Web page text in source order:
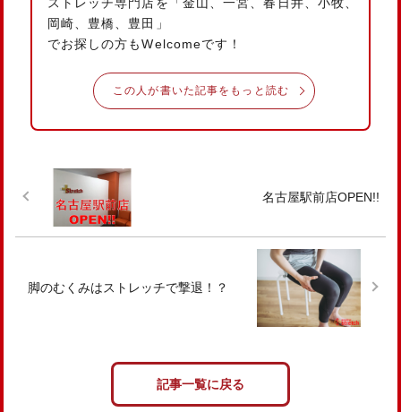
岡崎、豊橋、豊田」
でお探しの方もWelcomeです！
この人が書いた記事をもっと読む
名古屋駅前店OPEN!!
脚のむくみはストレッチで撃退！？
記事一覧に戻る